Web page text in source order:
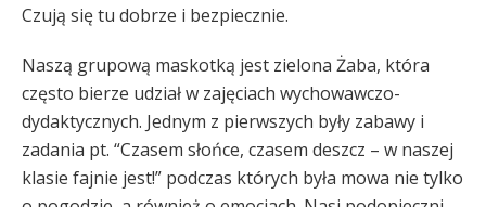
Czują się tu dobrze i bezpiecznie.
Naszą grupową maskotką jest zielona Żaba, która
często bierze udział w zajęciach wychowawczo-
dydaktycznych. Jednym z pierwszych były zabawy i
zadania pt. “Czasem słońce, czasem deszcz – w naszej
klasie fajnie jest!” podczas których była mowa nie tylko